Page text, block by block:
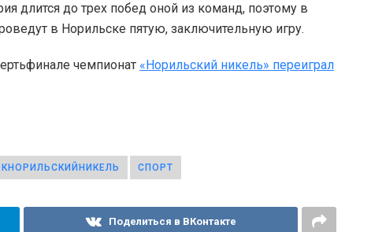
длится до трех побед оной из команд, поэтому в
в Норильске пятую, заключительную игру.
чемпионат «Норильский никель» переиграл
СПОРТ
Поделиться в ВКонтакте